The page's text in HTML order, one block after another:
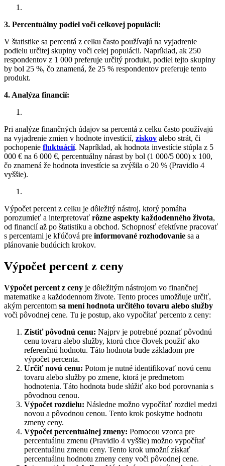
3. Percentuálny podiel voči celkovej populácii:
V štatistike sa percentá z celku často používajú na vyjadrenie
podielu určitej skupiny voči celej populácii. Napríklad, ak 250
respondentov z 1 000 preferuje určitý produkt, podiel tejto skupiny
by bol 25 %, čo znamená, že 25 % respondentov preferuje tento
produkt.
4. Analýza financií:
Pri analýze finančných údajov sa percentá z celku často používajú
na vyjadrenie zmien v hodnote investícií, ziskov alebo strát, či
pochopenie fluktuácií. Napríklad, ak hodnota investície stúpla z 5
000 € na 6 000 €, percentuálny nárast by bol (1 000/5 000) x 100,
čo znamená že hodnota investície sa zvýšila o 20 % (Pravidlo 4
vyššie).
Výpočet percent z celku je dôležitý nástroj, ktorý pomáha
porozumieť a interpretovať rôzne aspekty každodenného života,
od financií až po štatistiku a obchod. Schopnosť efektívne pracovať
s percentami je kľúčová pre informované rozhodovanie sa a
plánovanie budúcich krokov.
Výpočet percent z ceny
Výpočet percent z ceny je dôležitým nástrojom vo finančnej
matematike a každodennom živote. Tento proces umožňuje určiť,
akým percentom sa mení hodnota určitého tovaru alebo služby
voči pôvodnej cene. Tu je postup, ako vypočítať percento z ceny:
Zistiť pôvodnú cenu: Najprv je potrebné poznať pôvodnú
cenu tovaru alebo služby, ktorú chce človek použiť ako
referenčnú hodnotu. Táto hodnota bude základom pre
výpočet percenta.
Určiť novú cenu: Potom je nutné identifikovať novú cenu
tovaru alebo služby po zmene, ktorá je predmetom
hodnotenia. Táto hodnota bude slúžiť ako bod porovnania s
pôvodnou cenou.
Výpočet rozdielu: Následne možno vypočítať rozdiel medzi
novou a pôvodnou cenou. Tento krok poskytne hodnotu
zmeny ceny.
Výpočet percentuálnej zmeny: Pomocou vzorca pre
percentuálnu zmenu (Pravidlo 4 vyššie) možno vypočítať
percentuálnu zmenu ceny. Tento krok umožní získať
percentuálnu hodnotu zmeny ceny voči pôvodnej cene.